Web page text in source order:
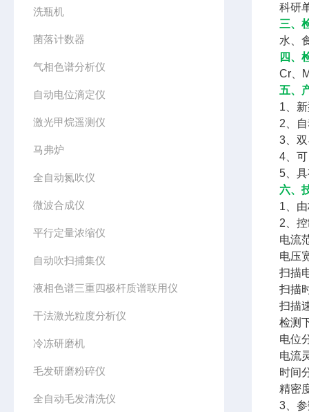
洗瓶机
菌落计数器
气相色谱分析仪
自动电位滴定仪
激光甲烷遥测仪
马弗炉
全自动氮吹仪
微波合成仪
平行定量浓缩仪
自动吹扫捕集仪
液相色谱三重四极杆质谱联用仪
干法激光粒度分析仪
冷冻研磨机
毛发研磨粉碎仪
全自动毛发清洗仪
科研
三、
水、
四、
Cr、
五、
1、
2、
3、
4、
5、
六、
1、
2、
电流
电压
扫描
扫描
扫描
检测
电位
电流
时间
精密
3、